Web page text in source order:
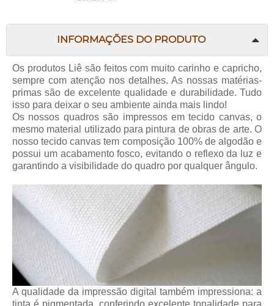
INFORMAÇÕES DO PRODUTO
Os produtos Liê são feitos com muito carinho e capricho,
sempre com atenção nos detalhes. As nossas matérias-
primas são de excelente qualidade e durabilidade. Tudo
isso para deixar o seu ambiente ainda mais lindo!
Os nossos quadros são impressos em tecido canvas, o
mesmo material utilizado para pintura de obras de arte. O
nosso tecido canvas tem composição 100% de algodão e
possui um acabamento fosco, evitando o reflexo da luz e
garantindo a visibilidade do quadro por qualquer ângulo.
A qualidade da impressão digital também impressiona: a
tinta é pigmentada, conferindo excelente tonalidade para